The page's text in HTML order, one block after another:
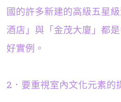
國的許多新建的高級五星
酒店」與「金茂大廈」都
好實例。
2．要重視室內文化元素的